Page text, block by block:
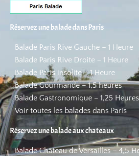
Réservez une balade dans Paris
Balade Paris Rive Gauche – 1 Heure
Balade Paris Rive Droite – 1 Heure
Balade Paris insolite – 1 Heure
Balade Gourmande – 1,5 heures
Balade Gastronomique – 1,25 Heures
Voir toutes les balades dans Paris
Réservez une balade aux chateaux
Balade Château de Versailles – 4,5